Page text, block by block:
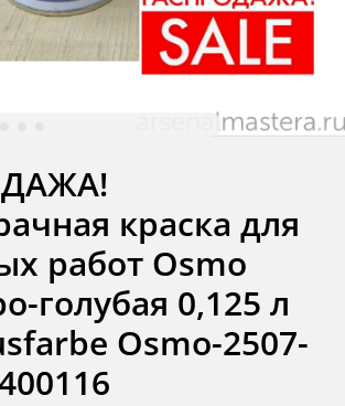
краска для
работ Osmo
голубая 0,125 л
Osmo-2507-